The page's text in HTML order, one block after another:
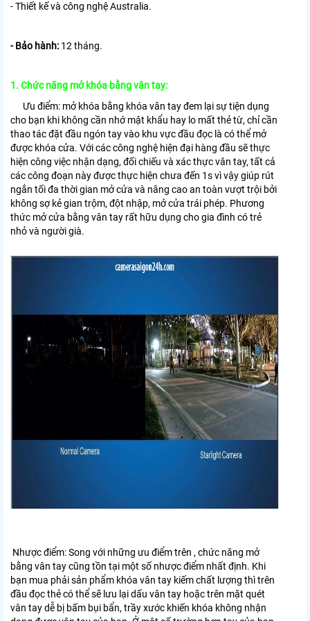
- Thiết kế và công nghệ Australia.
- Bảo hành: 12 tháng.
1. Chức năng mở khóa bằng vân tay:
Ưu điểm: mở khóa bằng khóa vân tay đem lại sự tiện dụng
cho bạn khi không cần nhớ mật khẩu hay lo mất thẻ từ, chỉ cần
thao tác đặt đầu ngón tay vào khu vực đầu đọc là có thể mở
được khóa cửa. Với các công nghệ hiện đại hàng đầu sẽ thực
hiện công việc nhận dạng, đối chiếu và xác thực vân tay, tất cả
các công đoạn này được thực hiện chưa đến 1s vì vậy giúp rút
ngắn tối đa thời gian mở cửa và nâng cao an toàn vượt trội bởi
không sợ kẻ gian trộm, đột nhập, mở cửa trái phép. Phương
thức mở cửa bằng vân tay rất hữu dụng cho gia đình có trẻ
nhỏ và người già.
Nhược điểm: Song với những ưu điểm trên , chức năng mở
bằng vân tay cũng tồn tại một số nhược điểm nhất định. Khi
bạn mua phải sản phẩm khóa vân tay kiếm chất lượng thì trên
đầu đọc thẻ có thể sẽ lưu lại dấu vân tay hoặc trên mặt quét
vân tay dễ bị bấm bụi bẩn, trầy xước khiến khóa không nhận